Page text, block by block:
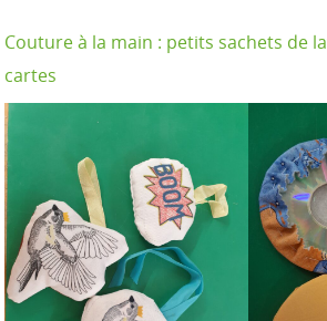
Couture à la main : petits sachets de
cartes